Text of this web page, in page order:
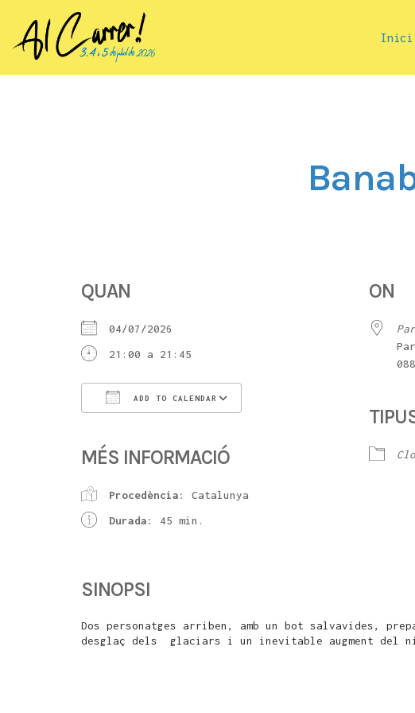
Inici
QUAN
04/07/2026
21:00 a 21:45
ADD TO CALENDAR
MÉS INFORMACIÓ
Procedència:
Catalunya
Durada:
45 min.
ON
SINOPSI
Dos personatges arriben, amb un bot salvavides,
desglaç dels glaciars i un inevitable augment del